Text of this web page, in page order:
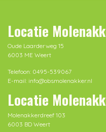
Locatie
Oude Laarderweg 15
6003 ME Weert
Telefoon: 0495-539067
E-mail: info@obsmolenakker.nl
Locatie
Molenakkerdreef 103
6003 BD Weert